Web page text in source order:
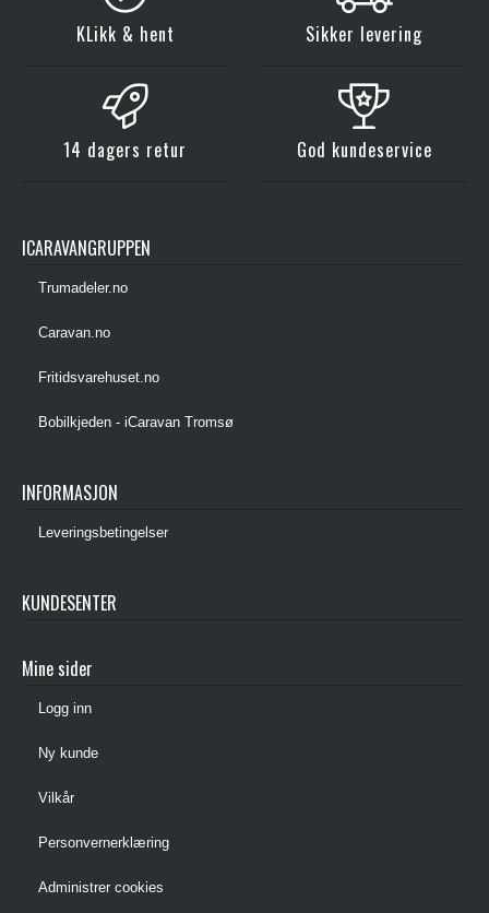
KLikk & hent Sikker levering
14 dagers retur God kundeservice
ICARAVANGRUPPEN
Trumadeler.no
Caravan.no
Fritidsvarehuset.no
Bobilkjeden - iCaravan Tromsø
INFORMASJON
Leveringsbetingelser
KUNDESENTER
Mine sider
Logg inn
Ny kunde
Vilkår
Personvernerklæring
Administrer cookies